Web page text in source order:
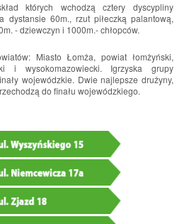
których wchodzą cztery dyscypliny
dystansie 60m., rzut piłeczką palantową,
- dziewczyn i 1000m.- chłopców.
Miasto Łomża, powiat łomżyński,
i wysokomazowiecki. Igrzyska grupy
wojewódzkie. Dwie najlepsze drużyny,
do finału wojewódzkiego.